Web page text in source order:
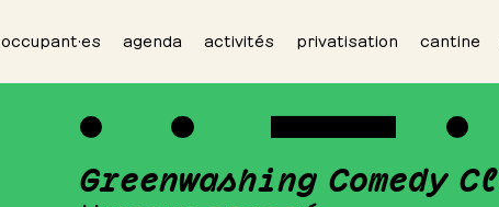
occupant·es agenda activités privatisation cantine
Greenwashing Comedy